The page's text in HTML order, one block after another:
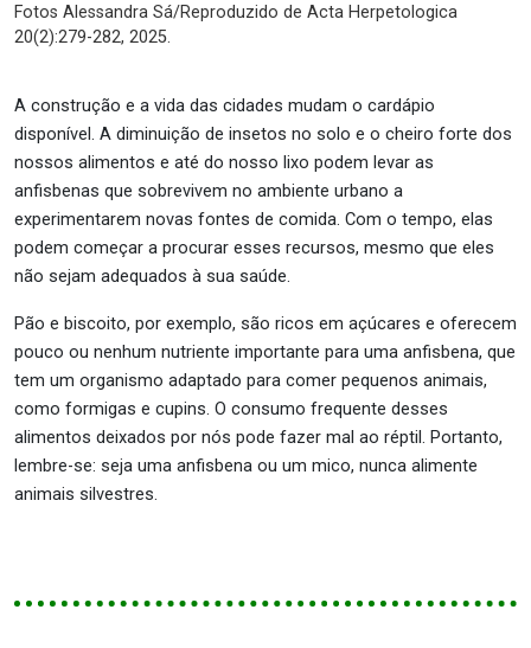
Fotos Alessandra Sá/Reproduzido de Acta Herpetologica
20(2):279-282, 2025.
A construção e a vida das cidades mudam o cardápio
disponível. A diminuição de insetos no solo e o cheiro forte dos
nossos alimentos e até do nosso lixo podem levar as
anfisbenas que sobrevivem no ambiente urbano a
experimentarem novas fontes de comida. Com o tempo, elas
podem começar a procurar esses recursos, mesmo que eles
não sejam adequados à sua saúde.
Pão e biscoito, por exemplo, são ricos em açúcares e oferecem
pouco ou nenhum nutriente importante para uma anfisbena, que
tem um organismo adaptado para comer pequenos animais,
como formigas e cupins. O consumo frequente desses
alimentos deixados por nós pode fazer mal ao réptil. Portanto,
lembre-se: seja uma anfisbena ou um mico, nunca alimente
animais silvestres.